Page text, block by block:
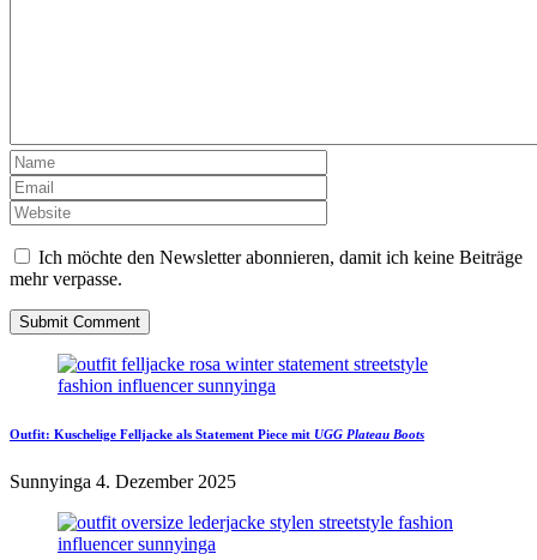
Ich möchte den Newsletter abonnieren, damit ich keine Beiträge
mehr verpasse.
Outfit: Kuschelige Felljacke als Statement Piece mit UGG Plateau Boots
Sunnyinga 4. Dezember 2025